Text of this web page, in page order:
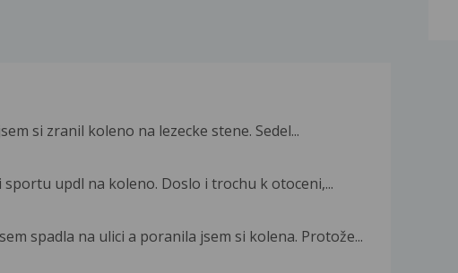
si zranil koleno na lezecke stene. Sedel...
sportu updl na koleno. Doslo i trochu k otoceni,...
spadla na ulici a poranila jsem si kolena. Protože...